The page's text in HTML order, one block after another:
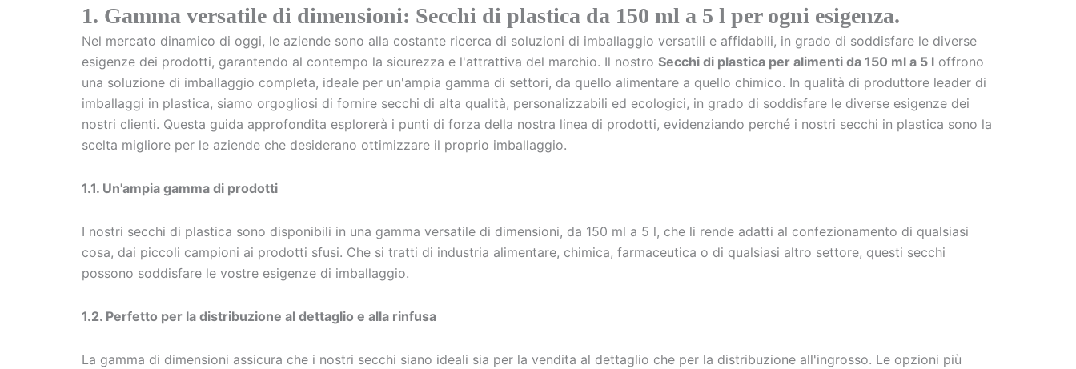
1. Gamma versatile di dimensioni: Secchi di plastica da 150 ml a 5 l per ogni esigenza.
Nel mercato dinamico di oggi, le aziende sono alla costante ricerca di soluzioni di imballaggio versatili e affidabili, in grado di soddisfare le diverse
esigenze dei prodotti, garantendo al contempo la sicurezza e l'attrattiva del marchio. Il nostro Secchi di plastica per alimenti da 150 ml a 5 l offrono
una soluzione di imballaggio completa, ideale per un'ampia gamma di settori, da quello alimentare a quello chimico. In qualità di produttore leader di
imballaggi in plastica, siamo orgogliosi di fornire secchi di alta qualità, personalizzabili ed ecologici, in grado di soddisfare le diverse esigenze dei
nostri clienti. Questa guida approfondita esplorerà i punti di forza della nostra linea di prodotti, evidenziando perché i nostri secchi in plastica sono la
scelta migliore per le aziende che desiderano ottimizzare il proprio imballaggio.
1.1. Un'ampia gamma di prodotti
I nostri secchi di plastica sono disponibili in una gamma versatile di dimensioni, da 150 ml a 5 l, che li rende adatti al confezionamento di qualsiasi
cosa, dai piccoli campioni ai prodotti sfusi. Che si tratti di industria alimentare, chimica, farmaceutica o di qualsiasi altro settore, questi secchi
possono soddisfare le vostre esigenze di imballaggio.
1.2. Perfetto per la distribuzione al dettaglio e alla rinfusa
La gamma di dimensioni assicura che i nostri secchi siano ideali sia per la vendita al dettaglio che per la distribuzione all'ingrosso. Le opzioni più